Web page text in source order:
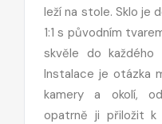
leží na stole. Sklo je
1:1 s původním
skvěle do každého
Instalace je otázka
kamery a okolí,
opatrně ji přiložit